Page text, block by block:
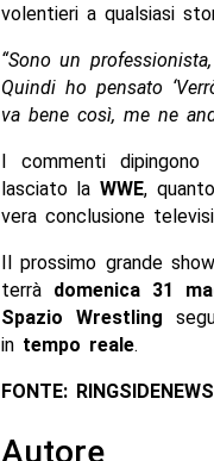
volentieri a qualsiasi
“Sono un
Quindi ho pensato
va bene così, me ne
I commenti dipingono
lasciato la WWE,
vera conclusione
Il prossimo grande
terrà domenica 31
Spazio Wrestling
in tempo reale.
FONTE:
Autore